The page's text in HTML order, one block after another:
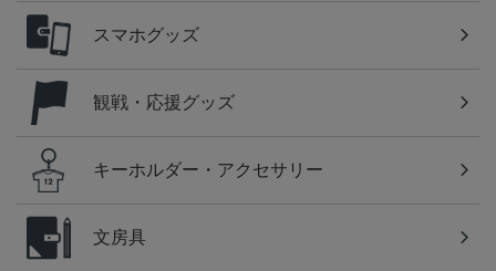
スマホグッズ
観戦・応援グッズ
キーホルダー・アクセサリー
文房具